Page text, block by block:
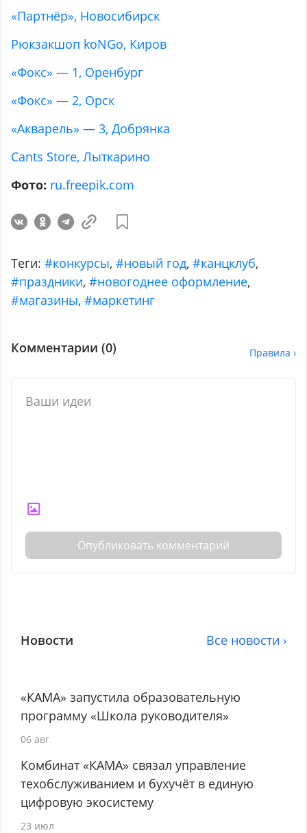
«Партнёр», Новосибирск
Рюкзакшоп koNGo, Киров
«Фокс» — 1, Оренбург
«Фокс» — 2, Орск
«Акварель» — 3, Добрянка
Cants Store, Лыткарино
Фото: ru.freepik.com
Теги: #конкурсы,#новый год,#канцклуб,
#праздники,#новогоднее оформление,
#магазины,#маркетинг
Комментарии (0) Правила ›
Опубликовать комментарий
Новости Все новости ›
«КАМА» запустила образовательную
программу «Школа руководителя»
06 авг
Комбинат «КАМА» связал управление
техобслуживанием и бухучёт в единую
цифровую экосистему
23 июл